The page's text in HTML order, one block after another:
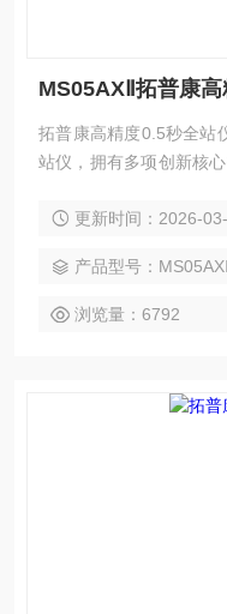
MS05AXⅡ拓普康
拓普康高精度0.5秒全站
站仪，拥有多项创新核
器人，每天24小时为地
更新时间：2026-
产品型号：
浏览量：6792